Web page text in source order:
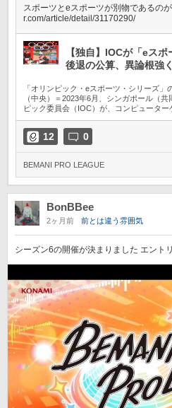
スポーツとeスポーツが別物であるの
r.com/article/detail/31170290/
【独自】IOCが「eス
後退の公算、異論根強
「オリンピック・eスポーツ・シリーズ
（中央）＝2023年6月、シンガポール（
ピック委員会（IOC）が、コンピュータ
12 0
BEMANI PRO LEAGUE
BonBBee
2ヶ月前 前とは違う雰囲気
シーズン6の開催が決まりました エント